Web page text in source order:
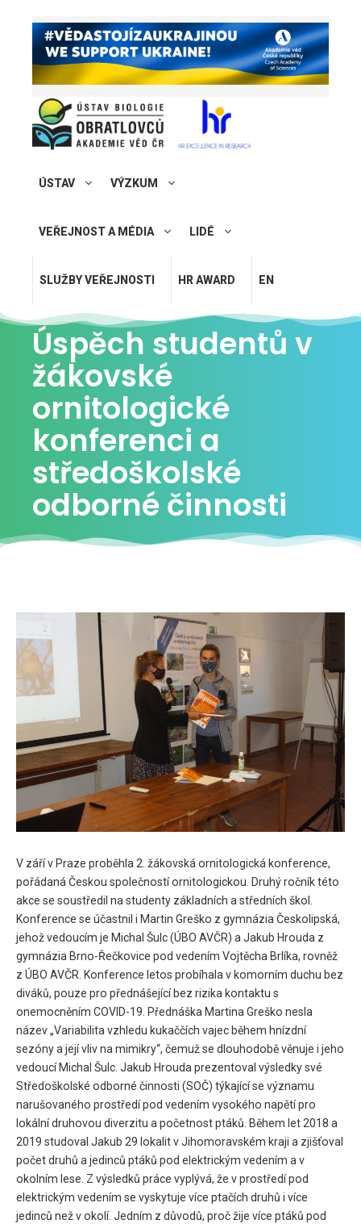
ÚSTAV VÝZKUM
VEŘEJNOST A MÉDIA LIDÉ
SLUŽBY VEŘEJNOSTI HR AWARD EN
Úspěch studentů v
žákovské
ornitologické
konferenci a
středoškolské
odborné činnosti
V září v Praze proběhla 2. žákovská ornitologická konference,
pořádaná Českou společností ornitologickou. Druhý ročník této
akce se soustředil na studenty základních a středních škol.
Konference se účastnil i Martin Greško z gymnázia Českolipská,
jehož vedoucím je Michal Šulc (ÚBO AVČR) a Jakub Hrouda z
gymnázia Brno-Řečkovice pod vedením Vojtěcha Brlíka, rovněž
z ÚBO AVČR. Konference letos probíhala v komorním duchu bez
diváků, pouze pro přednášející bez rizika kontaktu s
onemocněním COVID-19. Přednáška Martina Greško nesla
název „Variabilita vzhledu kukaččích vajec během hnízdní
sezóny a její vliv na mimikry“, čemuž se dlouhodobě věnuje i jeho
vedoucí Michal Šulc. Jakub Hrouda prezentoval výsledky své
Středoškolské odborné činnosti (SOČ) týkající se významu
narušovaného prostředí pod vedením vysokého napětí pro
lokální druhovou diverzitu a početnost ptáků. Během let 2018 a
2019 studoval Jakub 29 lokalit v Jihomoravském kraji a zjišťoval
počet druhů a jedinců ptáků pod elektrickým vedením a v
okolním lese. Z výsledků práce vyplývá, že v prostředí pod
elektrickým vedením se vyskytuje více ptačích druhů i více
jedinců než v okolí. Jedním z důvodů, proč žije více ptáků pod